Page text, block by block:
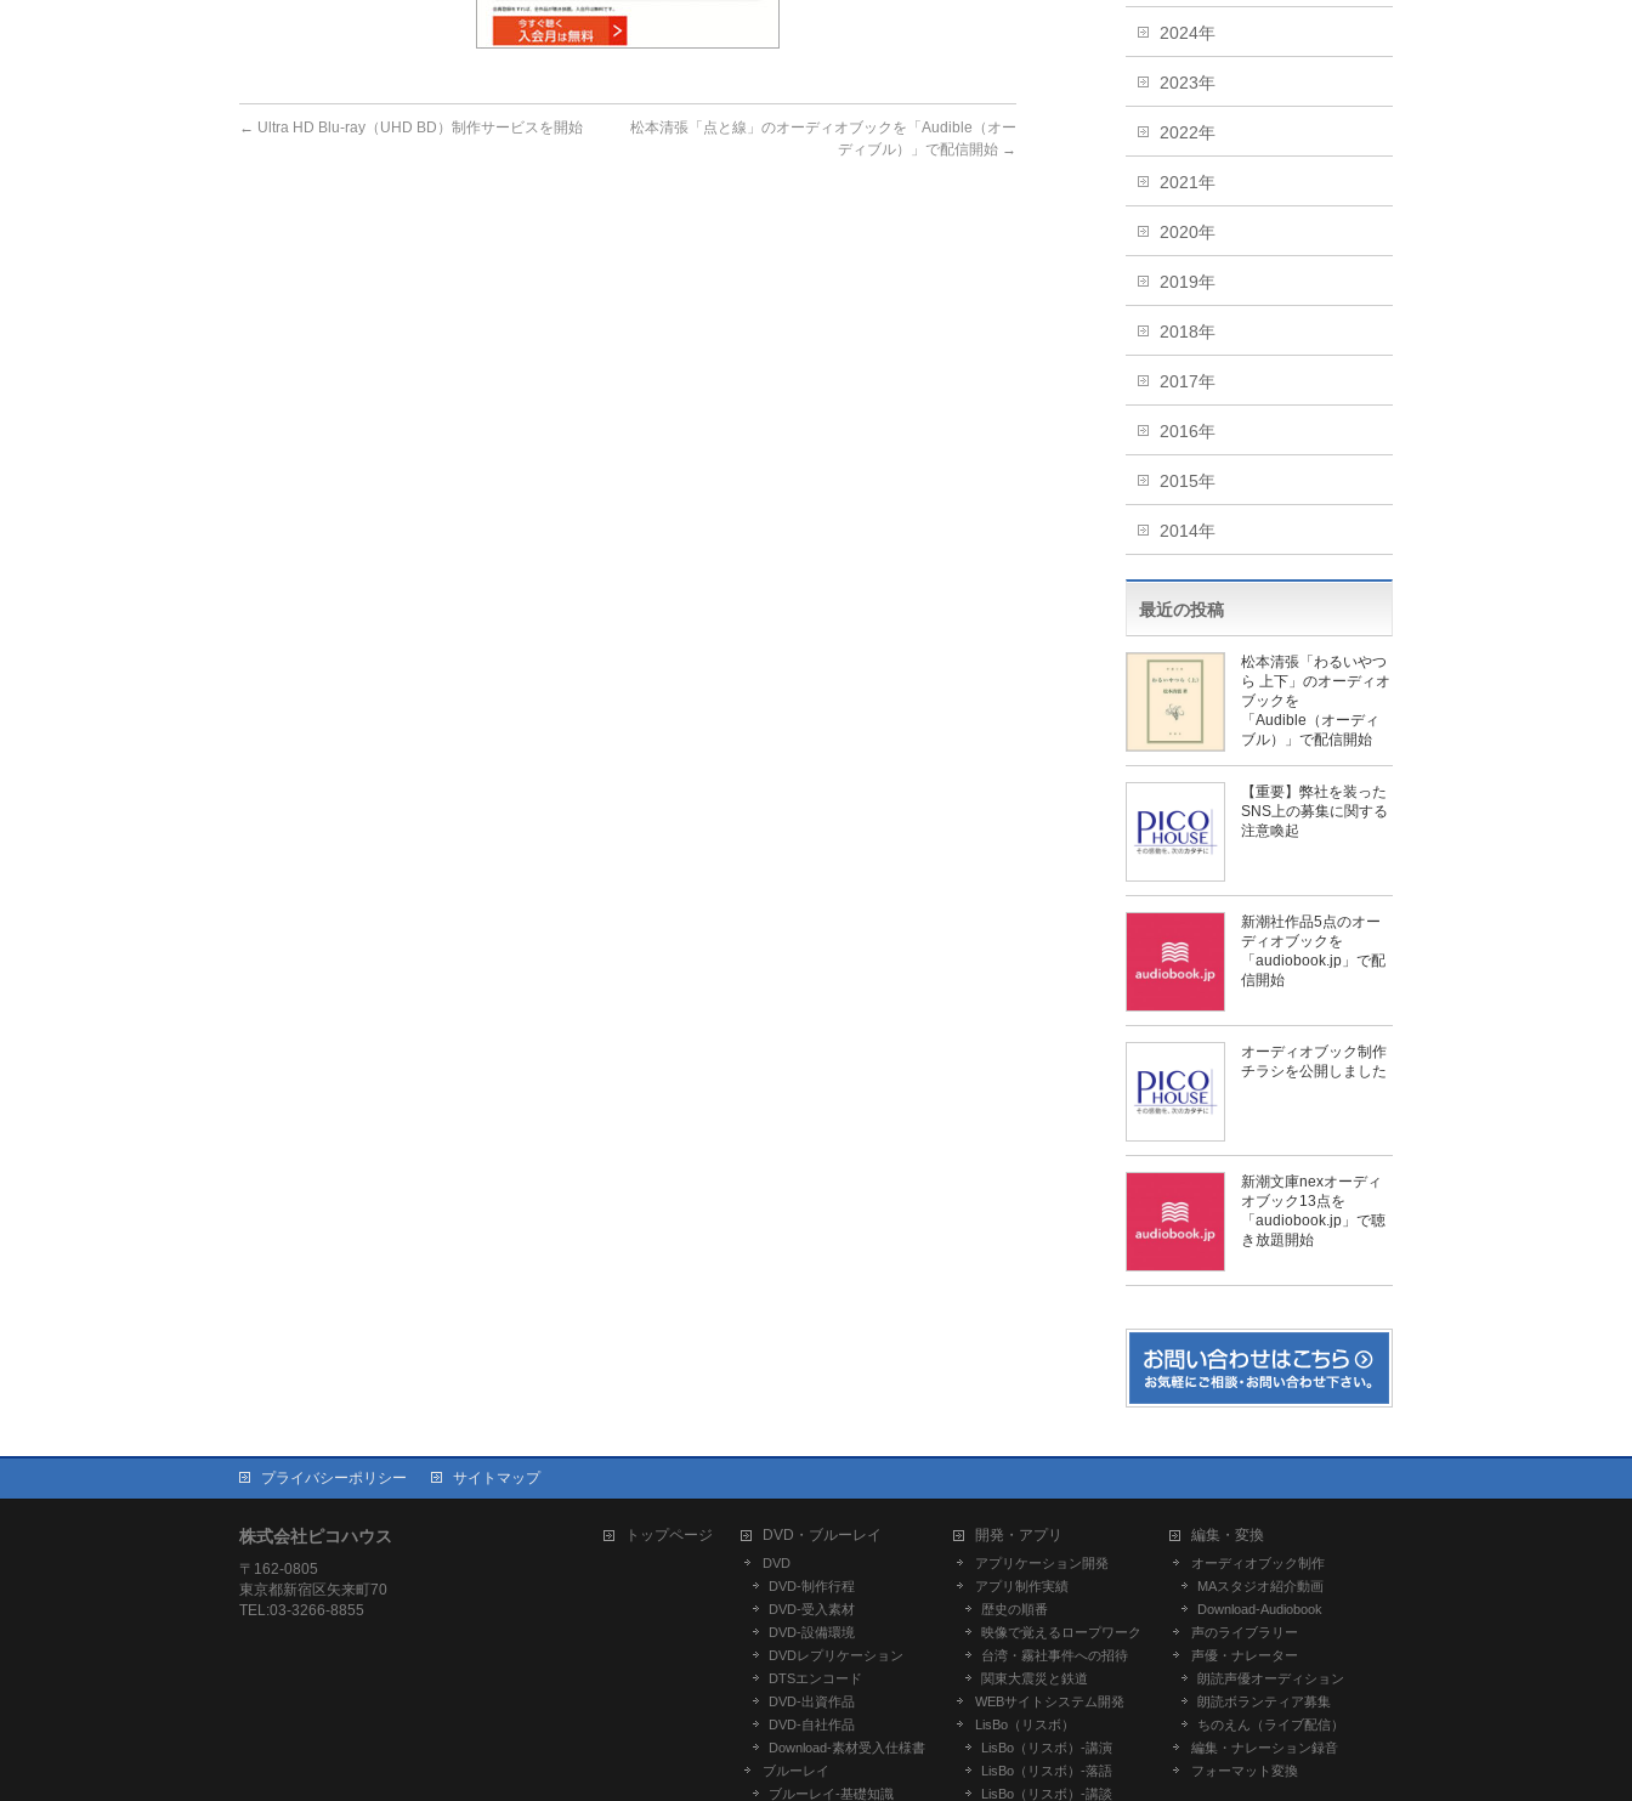
← Ultra HD Blu-ray（UHD BD）制作サービスを開始
松本清張「点と線」のオーディオブックを「Audible（オー
ディブル）」で配信開始 →
2024年
2023年
2022年
2021年
2020年
2019年
2018年
2017年
2016年
2015年
2014年
最近の投稿
松本清張「わるいやつ
ら 上下」のオーディオ
ブックを
「Audible（オーディ
ブル）」で配信開始
【重要】弊社を装った
SNS上の募集に関する
注意喚起
新潮社作品5点のオー
ディオブックを
「audiobook.jp」で配
信開始
オーディオブック制作
チラシを公開しました
新潮文庫nexオーディ
オブック13点を
「audiobook.jp」で聴
き放題開始
プライバシーポリシー サイトマップ
株式会社ピコハウス
〒162-0805
東京都新宿区矢来町70
TEL:03-3266-8855
トップページ DVD・ブルーレイ
DVD
DVD-制作行程
DVD-受入素材
DVD-設備環境
DVDレプリケーション
DTSエンコード
DVD-出資作品
DVD-自社作品
​Download-素材受入仕様書
ブルーレイ
ブルーレイ-基礎知識
開発・アプリ
アプリケーション開発
アプリ制作実績
歴史の順番
映像で覚えるロープワーク
台湾・霧社事件への招待
関東大震災と鉄道
WEBサイトシステム開発
LisBo（リスボ）
LisBo（リスボ）-講演
LisBo（リスボ）-落語
LisBo（リスボ）-講談
編集・変換
オーディオブック制作
MAスタジオ紹介動画
Download-Audiobook
声のライブラリー
声優・ナレーター
朗読声優オーディション
朗読ボランティア募集
ちのえん（ライブ配信）
編集・ナレーション録音
フォーマット変換